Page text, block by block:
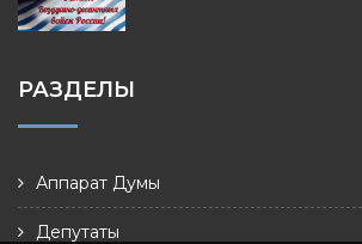
РАЗДЕЛЫ
Аппарат Думы
Депутаты